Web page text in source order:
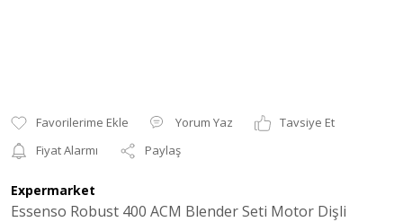
Yorum Yaz
Tavsiye Et
Fiyat Alarmı
Paylaş
Expermarket
Essenso Robust 400 ACM Blender Seti Motor Dişli